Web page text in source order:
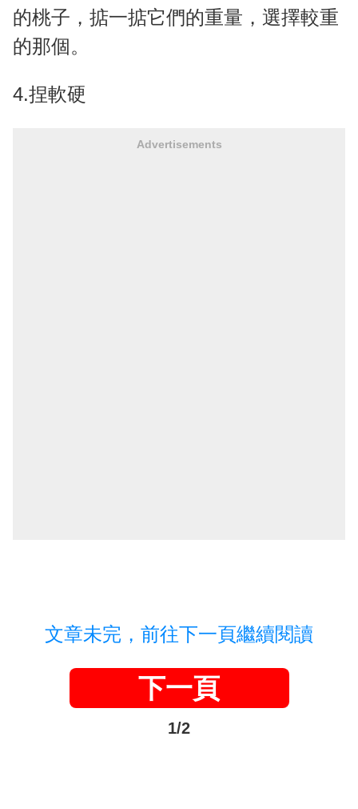
的桃子，掂一掂它們的重量，選擇較重
的那個。
4.捏軟硬
Advertisements
文章未完，前往下一頁繼續閱讀
下一頁
1/2